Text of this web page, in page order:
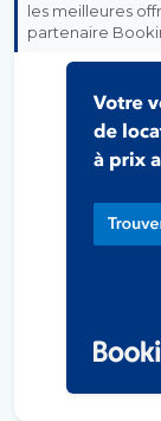
les meilleures
partenaire